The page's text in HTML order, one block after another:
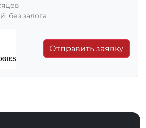
без залога
Отправить заявку